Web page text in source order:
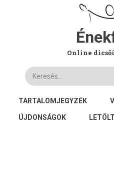
Online
Keresés
FŐ
NAVIGÁCIÓ
TARTALOMJEGYZÉK
ÚJDONSÁGOK